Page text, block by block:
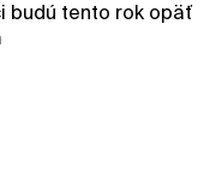
budú tento rok opäť